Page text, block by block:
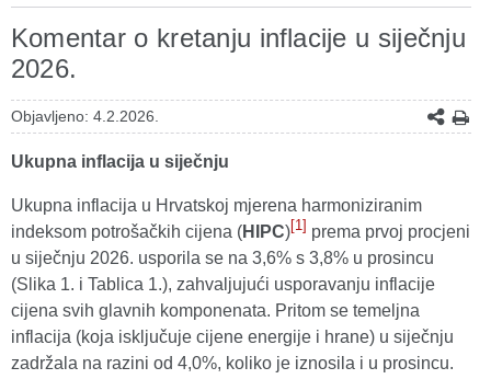
Komentar o kretanju inflacije u siječnju
2026.
Objavljeno: 4.2.2026.
Ukupna inflacija u siječnju
Ukupna inflacija u Hrvatskoj mjerena harmoniziranim
indeksom potrošačkih cijena (HIPC)[1] prema prvoj procjeni
u siječnju 2026. usporila se na 3,6% s 3,8% u prosincu
(Slika 1. i Tablica 1.), zahvaljujući usporavanju inflacije
cijena svih glavnih komponenata. Pritom se temeljna
inflacija (koja isključuje cijene energije i hrane) u siječnju
zadržala na razini od 4,0%, koliko je iznosila i u prosincu.